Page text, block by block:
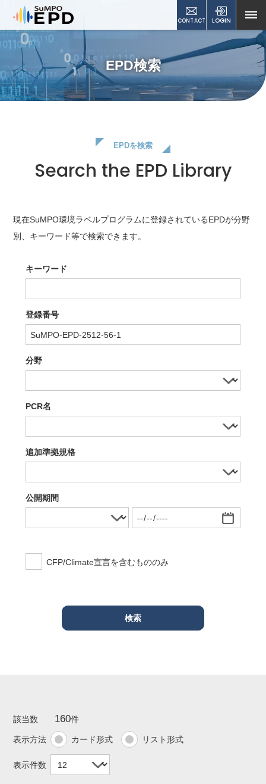
CONTACT LOGIN
EPD検索
EPDを検索
Search the EPD Library
現在SuMPO環境ラベルプログラムに登録されているEPDが分野
別、キーワード等で検索できます。
キーワード
登録番号
分野
PCR名
追加準拠規格
公開期間
CFP/Climate宣言を含むもののみ
該当数 160件
表示方法 カード形式 リスト形式
表示件数